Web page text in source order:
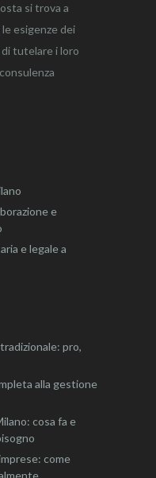
si trova a
esigenze dei
tutelare i loro
e
e legale a
pro,
alla gestione
cosa fa e
come